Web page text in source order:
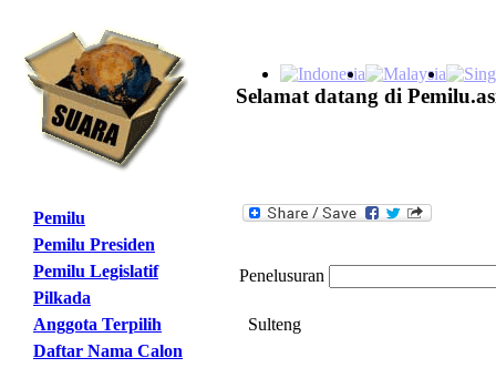
Selamat datang di
Pemilu
Pemilu Presiden
Pemilu Legislatif
Pilkada
Anggota Terpilih
Daftar Nama Calon
Penelusuran
Sulteng